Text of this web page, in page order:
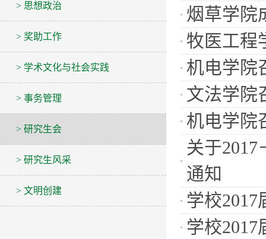
> 思想政治
> 奖助工作
> 学术文化与社会实践
> 事务管理
> 研究生会
> 研究生风采
> 文明创建
烟草学院
牧医工程
机电学院
文法学院
机电学院
关于
通知
学校
学校